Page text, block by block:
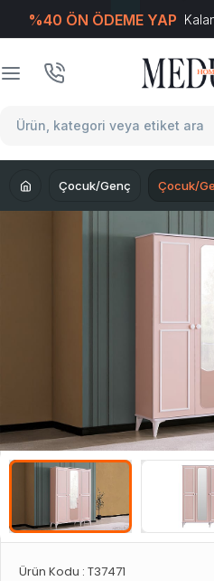
%40 ÖN ÖDEME YAP
Çocuk/Genç Çocuk/
Ürün Kodu : T37471
T-Soft E-Ticaret